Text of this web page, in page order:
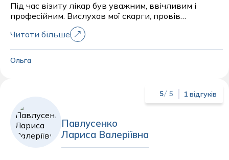
Під час візиту лікар був уважним, ввічливим і
професійним. Вислухав мої скарги, провів
необхідний огляд, детально пояснив результати
обстеження та відповів на всі мої запитання. Було
призначено зрозуміле лікування та надано
рекомендації щодо подальших дій. Загалом я
Читати більше
Ольга
5/ 5 1 відгуків
Павлусенко
Лариса Валеріївна